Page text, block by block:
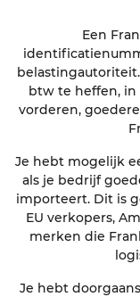
Een
btw te heffen,
vorderen,
Je hebt mogelijk
als je bedrijf
importeert. Dit is
EU verkopers,
merken die
Je hebt